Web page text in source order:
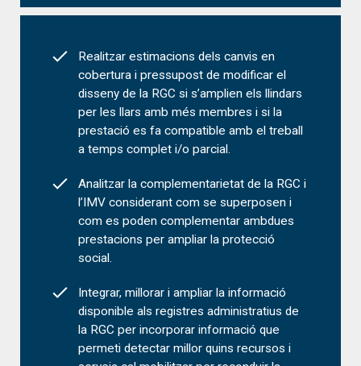
Realitzar estimacions dels canvis en
cobertura i pressupost de modificar el
disseny de la RGC si s’amplien els llindars
per les llars amb més membres i si la
prestació es fa compatible amb el treball
a temps complet i/o parcial.
Analitzar la complementarietat de la RGC i
l’IMV considerant com se superposen i
com es poden complementar ambdues
prestacions per ampliar la protecció
social.
Integrar, millorar i ampliar la informació
disponible als registres administratius de
la RGC per incorporar informació que
permeti detectar millor quins recursos i